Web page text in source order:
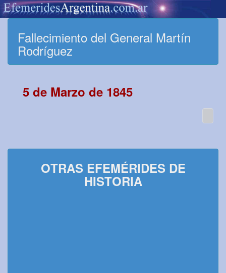
Fallecimiento del General Martín
Rodríguez
5 de Marzo de 1845
OTRAS EFEMÉRIDES DE
HISTORIA